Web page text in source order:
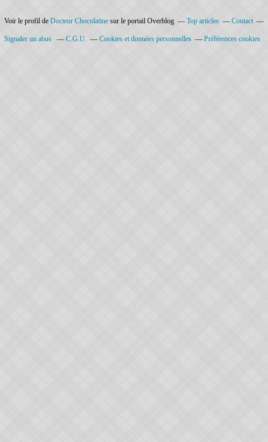
Voir le profil de Docteur Chocolatine sur le portail Overblog Top articles Contact
Signaler un abus C.G.U. Cookies et données personnelles Préférences cookies